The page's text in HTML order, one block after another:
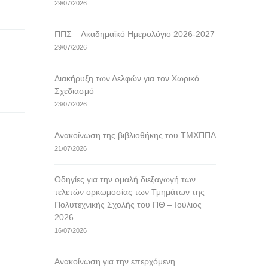
29/07/2026
ΠΠΣ – Ακαδημαϊκό Ημερολόγιο 2026-2027
29/07/2026
Διακήρυξη των Δελφών για τον Χωρικό
Σχεδιασμό
23/07/2026
Ανακοίνωση της βιβλιοθήκης του ΤΜΧΠΠΑ
21/07/2026
Οδηγίες για την ομαλή διεξαγωγή των
τελετών ορκωμοσίας των Τμημάτων της
Πολυτεχνικής Σχολής του ΠΘ – Ιούλιος
2026
16/07/2026
Ανακοίνωση για την επερχόμενη